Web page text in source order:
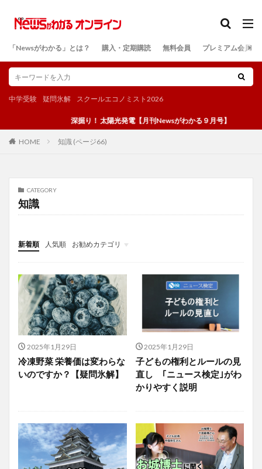
「Newsがわかる」とは？ 購入・定期購読 無料会員 プレミアム会員
中学受験 疑問氷解 スクールエコノミスト2026
深掘り！ 太陽光発電【月刊Newsがわかる９月号】
HOME 知識 (ページ66)
CATEGORY
知識
新着順 人気順
お勧めカテゴリ
投稿
学び
マンガ
電子書籍
2025年1月29日
冷凍野菜 栄養価は変わらな
いのですか？【疑問氷解】
2025年1月29日
子どもの権利とルールの見
直し ｢ニュース検定｣がわ
かりやすく説明
検索